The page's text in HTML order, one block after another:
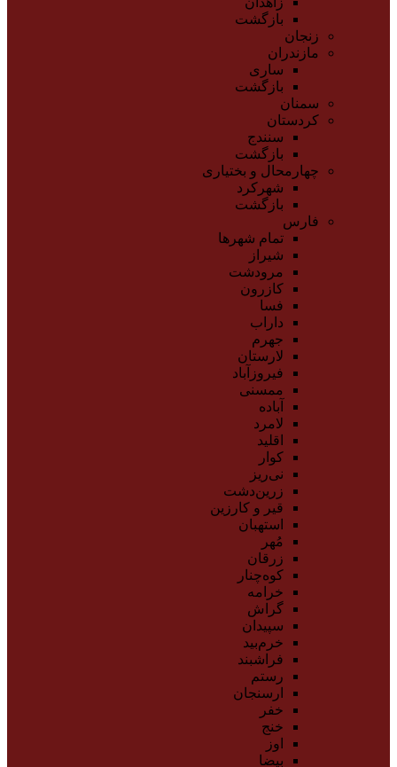
بازگشت
زنجان
مازندران
ساری
بازگشت
سمنان
کردستان
سنندج
بازگشت
چهارمحال و بختیاری
شهرکرد
بازگشت
فارس
تمام شهر‌ها
شیراز
مرودشت
کازرون
فسا
داراب
جهرم
لارستان
فیروزآباد
ممسنی
آباده
لامرد
اقلید
کوار
نی‌ریز
زرین‌دشت
قیر و کارزین
استهبان
مُهر
زرقان
کوه‌چنار
خرامه
گراش
سپیدان
خرم‌بید
فراشبند
رستم
ارسنجان
خفر
خنج
اوز
بیضا